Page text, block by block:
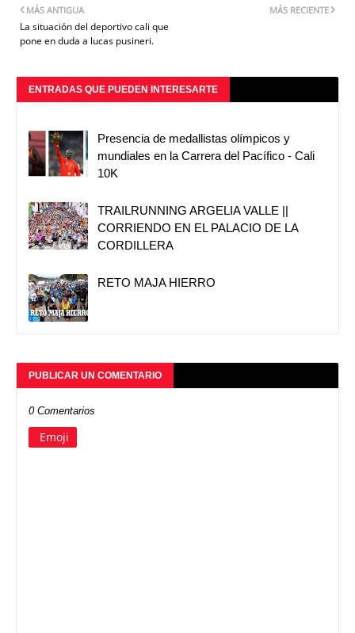
MÁS RECIENTE
MÁS ANTIGUA
La situación del deportivo cali que
pone en duda a lucas pusineri.
ENTRADAS QUE PUEDEN INTERESARTE
Presencia de medallistas olímpicos y
mundiales en la Carrera del Pacífico - Cali
10K
TRAILRUNNING ARGELIA VALLE ||
CORRIENDO EN EL PALACIO DE LA
CORDILLERA
RETO MAJA HIERRO
PUBLICAR UN COMENTARIO
0 Comentarios
Emoji